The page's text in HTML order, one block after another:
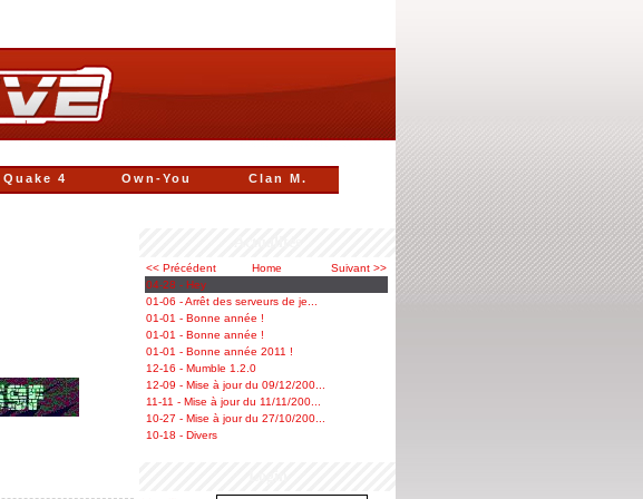
Clan M.
Own-You
Quake 4
<< Précédent Home
Suivant >>
04-28 - Hey
01-06 - Arrêt des serveurs de je...
01-01 - Bonne année !
01-01 - Bonne année !
01-01 - Bonne année 2011 !
12-16 - Mumble 1.2.0
12-09 - Mise à jour du 09/12/200...
11-11 - Mise à jour du 11/11/200...
10-27 - Mise à jour du 27/10/200...
10-18 - Divers